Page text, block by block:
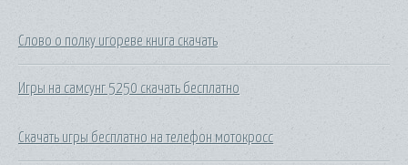
Слово о полку игореве книга скачать
Игры на самсунг 5250 скачать бесплатно
Скачать игры бесплатно на телефон мотокросс